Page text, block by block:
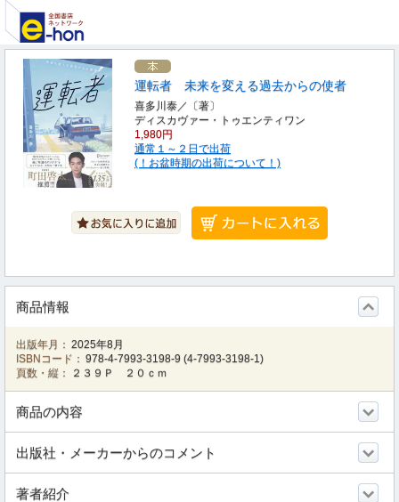
運転者 未来を変える過去からの使者
喜多川泰／〔著〕
ディスカヴァー・トゥエンティワン
1,980円
通常１～２日で出荷
(！お盆時期の出荷について！)
商品情報
出版年月： 2025年8月
ISBNコード： 978-4-7993-3198-9 (4-7993-3198-1)
頁数・縦：
２３９Ｐ ２０ｃｍ
商品の内容
出版社・メーカーからのコメント
著者紹介